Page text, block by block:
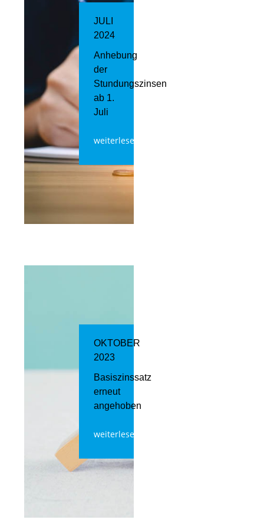
JULI
2024
Anhebung
der
Stundungszinsen
ab 1.
Juli
weiterlesen
OKTOBER
2023
Basiszinssatz
erneut
angehoben
weiterlesen